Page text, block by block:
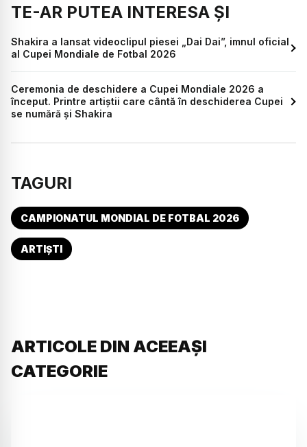
TE-AR PUTEA INTERESA ȘI
Shakira a lansat videoclipul piesei „Dai Dai”, imnul oficial
al Cupei Mondiale de Fotbal 2026
Ceremonia de deschidere a Cupei Mondiale 2026 a
început. Printre artiștii care cântă în deschiderea Cupei
se numără și Shakira
TAGURI
CAMPIONATUL MONDIAL DE FOTBAL 2026
ARTIȘTI
ARTICOLE DIN ACEEAȘI
CATEGORIE